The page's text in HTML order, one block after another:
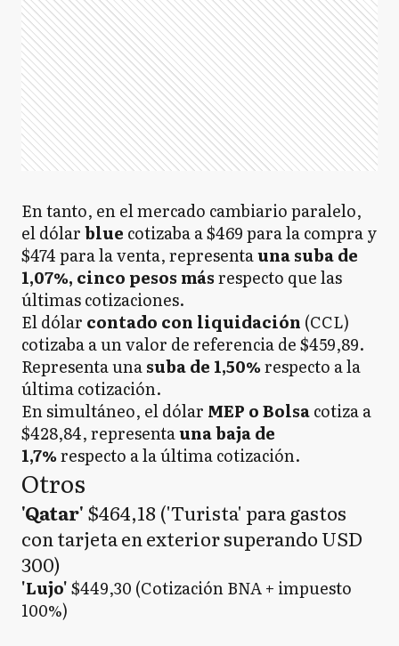
En tanto, en el mercado cambiario paralelo,
el dólarblue cotizaba a $469 para la compra y
$474 para la venta, representauna suba de
1,07%, cinco pesos másrespecto que las
últimas cotizaciones.
El dólar contado con liquidación (CCL)
cotizaba a un valor de referencia de $459,89.
Representa unasuba de 1,50%respecto a la
última cotización.
En simultáneo, el dólar MEP o Bolsacotiza a
$428,84, representauna baja de
1,7%respecto a la última cotización.
Otros
'Qatar'$464,18 ('Turista' para gastos
con tarjeta en exterior superando USD
300)
'Lujo'$449,30 (Cotización BNA + impuesto
100%)